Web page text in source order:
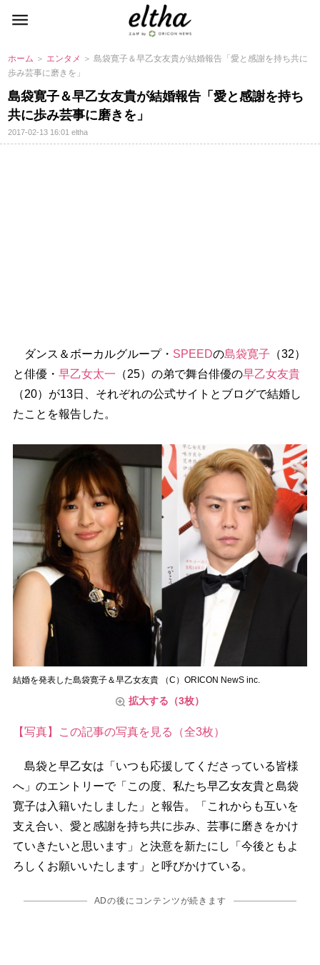
ホーム ＞ エンタメ ＞ 島袋寛子＆早乙女友貴が結婚報告「愛と感謝を持ち共に
歩み芸事に磨きを」
島袋寛子＆早乙女友貴が結婚報告「愛と感謝を持ち
共に歩み芸事に磨きを」
2017-02-13 16:01eltha
ダンス＆ボーカルグループ・ SPEEDの島袋寛子 （32）
と俳優・ 早乙女太一 （25）の弟で舞台俳優の早乙女友貴
（20）が13日、それぞれの公式サイトとブログで結婚し
たことを報告した。
結婚を発表した島袋寛子＆早乙女友貴 （C）ORICON NewS inc.
拡大する（3枚）
【写真】この記事の写真を見る（全3枚）
島袋と早乙女は「いつも応援してくださっている皆様
へ」のエントリーで「この度、私たち早乙女友貴と島袋
寛子は入籍いたしました」と報告。「これからも互いを
支え合い、愛と感謝を持ち共に歩み、芸事に磨きをかけ
ていきたいと思います」と決意を新たにし「今後ともよ
ろしくお願いいたします」と呼びかけている。
ADの後にコンテンツが続きます